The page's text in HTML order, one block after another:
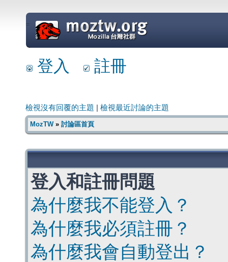
=
登入 註冊
檢視沒有回覆的主題 檢視最近討論的主題
MozTW» 討論區首頁
登入和註冊問題
為什麼我不能登入？
為什麼我必須註冊？
為什麼我會自動登出？